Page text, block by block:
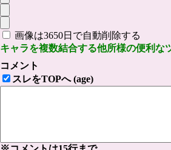
画像は3650日で自動削除する
キャラを複数結合する他所様の便利な
コメント
スレをTOPへ (age)